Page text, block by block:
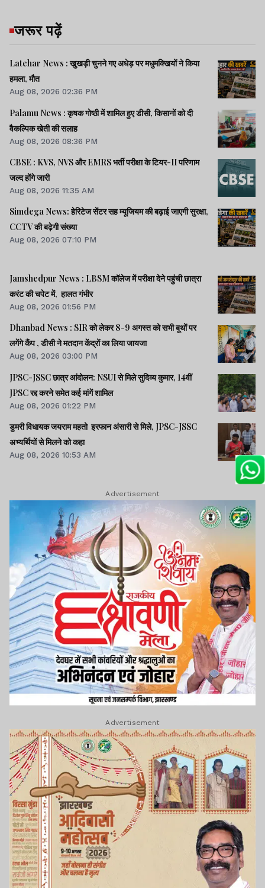
जरूर पढ़ें
Latehar News : खुखड़ी चुनने गए अधेड़ पर मधुमक्खियों ने किया
हमला, मौत
Aug 08, 2026 02:36 PM
Palamu News : कृषक गोष्ठी में शामिल हुए डीसी, किसानों को दी
वैकल्पिक खेती की सलाह
Aug 08, 2026 08:36 PM
CBSE : KVS, NVS और EMRS भर्ती परीक्षा के टियर-II परिणाम
जल्द होंगे जारी
Aug 08, 2026 11:35 AM
Simdega News: हेरिटेज सेंटर सह म्यूजियम की बढ़ाई जाएगी सुरक्षा,
CCTV की बढ़ेगी संख्या
Aug 08, 2026 07:10 PM
Jamshedpur News : LBSM कॉलेज में परीक्षा देने पहुंची छात्रा
करंट की चपेट में, हालत गंभीर
Aug 08, 2026 01:56 PM
Dhanbad News : SIR को लेकर 8-9 अगस्त को सभी बूथों पर
लगेंगे कैंप , डीसी ने मतदान केंद्रों का लिया जायजा
Aug 08, 2026 03:00 PM
JPSC-JSSC छात्र आंदोलन: NSUI से मिले सुदिव्य कुमार, 14वीं
JPSC रद्द करने समेत कई मांगें शामिल
Aug 08, 2026 01:22 PM
डुमरी विधायक जयराम महतो इरफान अंसारी से मिले, JPSC-JSSC
अभ्यर्थियों से मिलने को कहा
Aug 08, 2026 10:53 AM
Advertisement
Advertisement